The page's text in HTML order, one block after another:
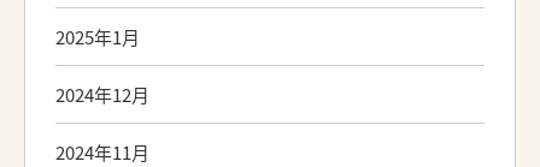
2025年1月
2024年12月
2024年11月